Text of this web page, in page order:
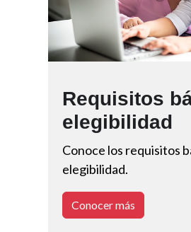
Requisitos
elegibilidad
Conoce los requisitos
elegibilidad.
Conocer más